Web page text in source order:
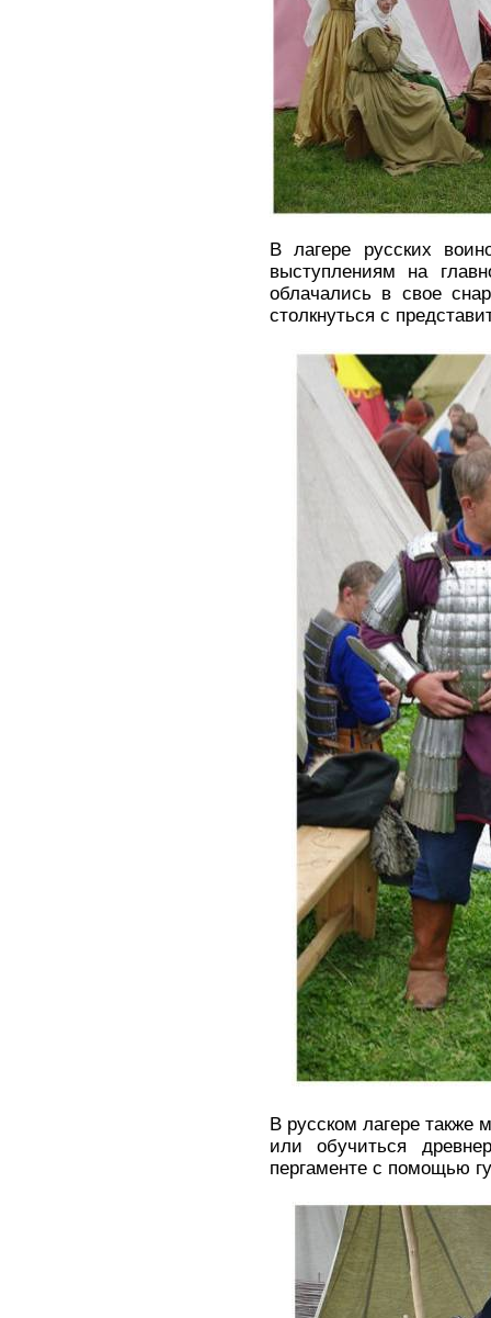
В лагере русских
выступлениям на
облачались в свое
столкнуться с
В русском лагере также
или обучиться
пергаменте с помощью